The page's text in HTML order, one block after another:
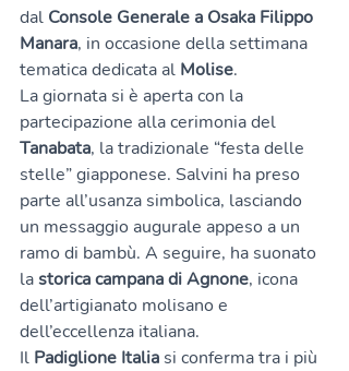
dal Console Generale a Osaka Filippo
Manara, in occasione della settimana
tematica dedicata al Molise.
La giornata si è aperta con la
partecipazione alla cerimonia del
Tanabata, la tradizionale “festa delle
stelle” giapponese. Salvini ha preso
parte all’usanza simbolica, lasciando
un messaggio augurale appeso a un
ramo di bambù. A seguire, ha suonato
la storica campana di Agnone, icona
dell’artigianato molisano e
dell’eccellenza italiana.
Il Padiglione Italia si conferma tra i più